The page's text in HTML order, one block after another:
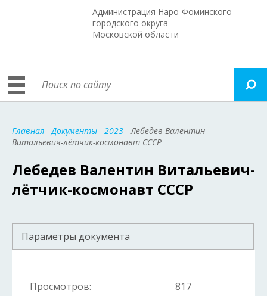
Администрация Наро-Фоминского
городского округа
Московской области
Главная -Документы - 2023 - Лебедев Валентин
Витальевич-лётчик-космонавт СССР
Лебедев Валентин Витальевич-
лётчик-космонавт СССР
Параметры документа
Просмотров:
817